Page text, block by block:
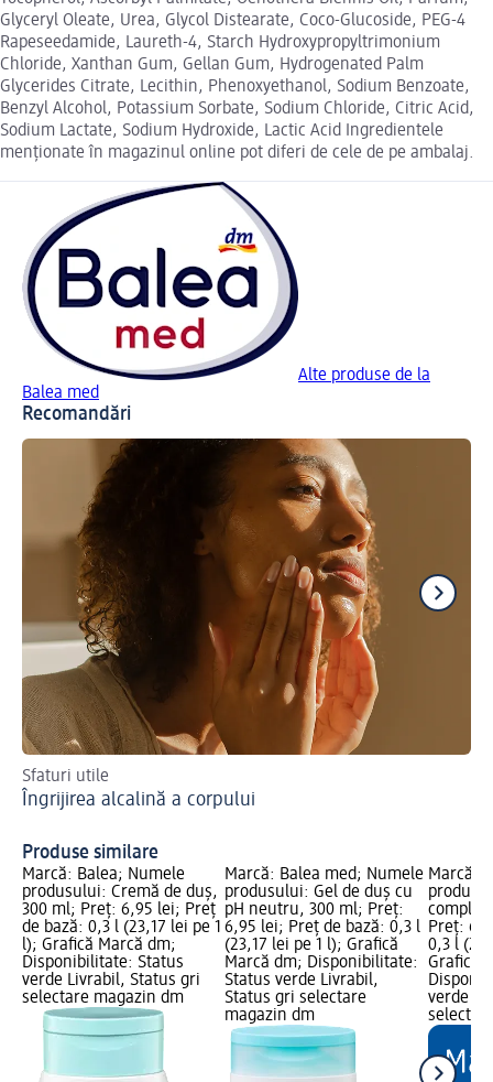
Glyceryl Oleate, Urea, Glycol Distearate, Coco-Glucoside, PEG-4
Rapeseedamide, Laureth-4, Starch Hydroxypropyltrimonium
Chloride, Xanthan Gum, Gellan Gum, Hydrogenated Palm
Glycerides Citrate, Lecithin, Phenoxyethanol, Sodium Benzoate,
Benzyl Alcohol, Potassium Sorbate, Sodium Chloride, Citric Acid,
Sodium Lactate, Sodium Hydroxide, Lactic Acid Ingredientele
menționate în magazinul online pot diferi de cele de pe ambalaj.
Alte produse de la
Balea med
Recomandări
Sfaturi utile
Îngrijirea alcalină a corpului
Produse similare
Marcă: Balea; Numele
produsului: Cremă de duș,
300 ml; Preț: 6,95 lei; Preț
de bază: 0,3 l (23,17 lei pe 1
l); Grafică Marcă dm;
Disponibilitate: Status
verde Livrabil, Status gri
selectare magazin dm
Marcă: Balea med; Numele
produsului: Gel de duș cu
pH neutru, 300 ml; Preț:
6,95 lei; Preț de bază: 0,3 l
(23,17 lei pe 1 l); Grafică
Marcă dm; Disponibilitate:
Status verde Livrabil,
Status gri selectare
magazin dm
Marcă:
Preț:
0,3 l
Grafică
verde